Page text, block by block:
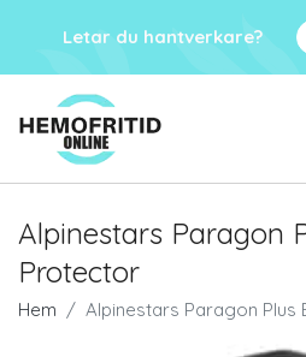
Letar du hantverkare?
Alpinestars Paragon
Protector
Hem Alpinestars Paragon Plus